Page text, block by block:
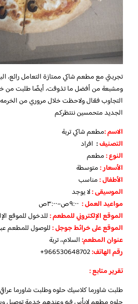
تجربتي مع مطعم شاكي ممتازة التعامل رائع،
ومشبعة من أفضل ما تذوقت، أيضًا طلبت من
التجاوب فعّال ولاحظت خلال مروري من الخرمه
الجديد متحمسين ننتظركم
الاسم :مطعم شاكي تربة
التصنيف: افراد
النوع :مطعم
الأسعار:متوسطة
الأطفال:مناسب
الموسيقى :لا يوجد
مواعيد العمل :
الموقع الإلكتروني للمطعم:للدخول للموقع
الموقع على خرائط جوجل:للوصول للمطعم
عنوان المطعم:السلام،، تربة
رقم الهاتف:
تقرير متابع :
طلبت شاورما كلاسيك حلوه وطلبت شاورما